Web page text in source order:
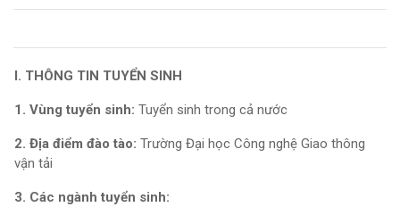
I. THÔNG TIN TUYỂN SINH
1. Vùng tuyển sinh: Tuyển sinh trong cả nước
2. Địa điểm đào tào: Trường Đại học Công nghệ Giao thông
vận tải
3. Các ngành tuyển sinh: